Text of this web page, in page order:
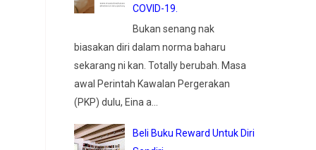
COVID-19.
Bukan senang nak
biasakan diri dalam norma baharu
sekarang ni kan. Totally berubah. Masa
awal Perintah Kawalan Pergerakan
(PKP) dulu, Eina a...
Beli Buku Reward Untuk Diri